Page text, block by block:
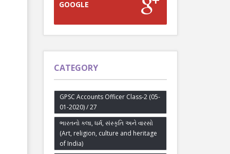
GOOGLE
CATEGORY
GPSC Accounts Officer Class-2 (05-
01-2020) / 27
ભારતનો કલા, ધર્મ, સંસ્કૃતિ અને વારસો
(Art, religion, culture and heritage
of India)